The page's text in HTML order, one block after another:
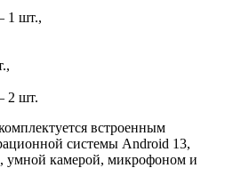
1 шт.,
2 шт.
встроенным
системы Android 13,
умной камерой, микрофоном и